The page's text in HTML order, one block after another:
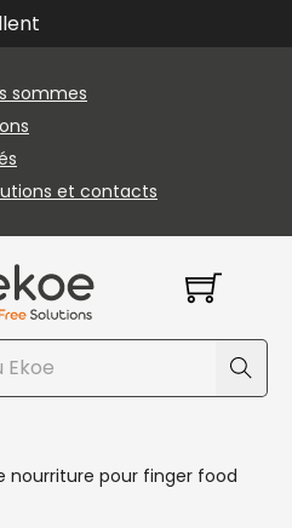
sommes
et contacts
nourriture pour finger food